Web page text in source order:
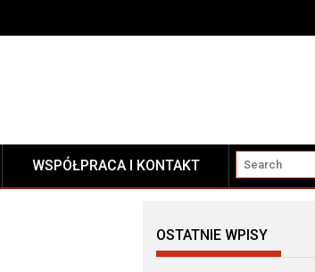
WSPÓŁPRACA I KONTAKT KONTAKT
OSTATNIE WPISY